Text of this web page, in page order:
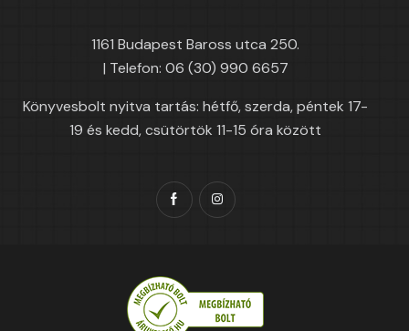
1161 Budapest Baross utca 250.
| Telefon: 06 (30) 990 6657
Könyvesbolt nyitva tartás: hétfő, szerda, péntek 17-
19 és kedd, csütörtök 11-15 óra között